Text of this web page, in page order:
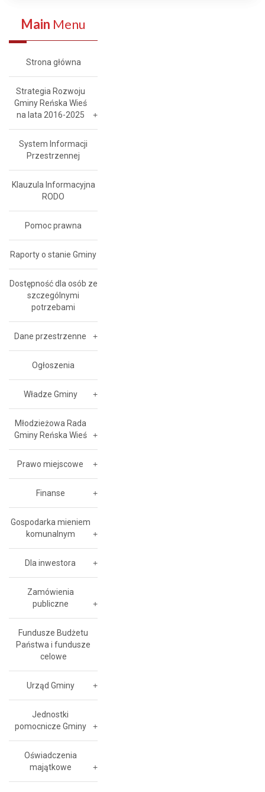
Main Menu
Strona główna
Strategia Rozwoju
Gminy Reńska Wieś
na lata 2016-2025
System Informacji
Przestrzennej
Klauzula Informacyjna
RODO
Pomoc prawna
Raporty o stanie Gminy
Dostępność dla osób ze
szczególnymi
potrzebami
Dane przestrzenne
Ogłoszenia
Władze Gminy
Młodzieżowa Rada
Gminy Reńska Wieś
Prawo miejscowe
Finanse
Gospodarka mieniem
komunalnym
Dla inwestora
Zamówienia
publiczne
Fundusze Budżetu
Państwa i fundusze
celowe
Urząd Gminy
Jednostki
pomocnicze Gminy
Oświadczenia
majątkowe